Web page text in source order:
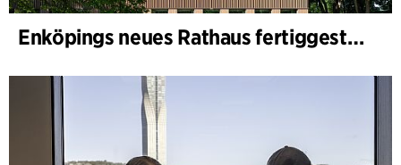
Enköpings neues Rathaus fertiggestellt